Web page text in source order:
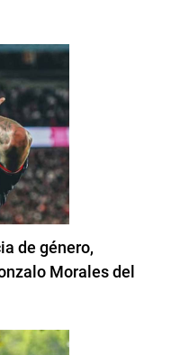
de género,
Morales del